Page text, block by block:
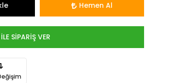
Hemen Al
SİPARİŞ VER